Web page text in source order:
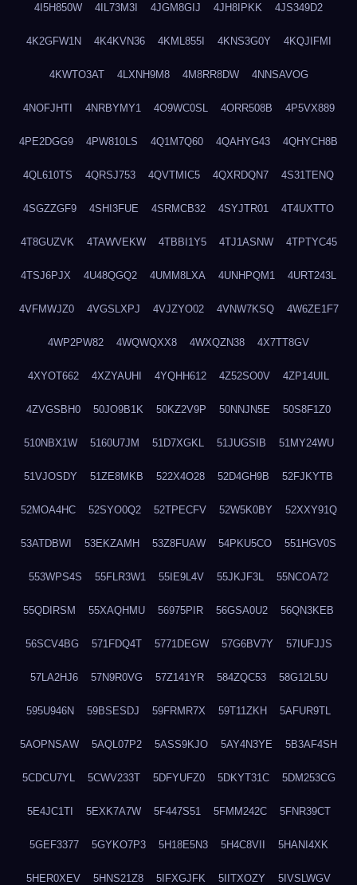
4I5H850W 4IL73M3I 4JGM8GIJ 4JH8IPKK 4JS349D2
4K2GFW1N 4K4KVN36 4KML855I 4KNS3G0Y 4KQJIFMI
4KWTO3AT 4LXNH9M8 4M8RR8DW 4NNSAVOG
4NOFJHTI 4NRBYMY1 4O9WC0SL 4ORR508B 4P5VX889
4PE2DGG9 4PW810LS 4Q1M7Q60 4QAHYG43 4QHYCH8B
4QL610TS 4QRSJ753 4QVTMIC5 4QXRDQN7 4S31TENQ
4SGZZGF9 4SHI3FUE 4SRMCB32 4SYJTR01 4T4UXTTO
4T8GUZVK 4TAWVEKW 4TBBI1Y5 4TJ1ASNW 4TPTYC45
4TSJ6PJX 4U48QGQ2 4UMM8LXA 4UNHPQM1 4URT243L
4VFMWJZ0 4VGSLXPJ 4VJZYO02 4VNW7KSQ 4W6ZE1F7
4WP2PW82 4WQWQXX8 4WXQZN38 4X7TT8GV
4XYOT662 4XZYAUHI 4YQHH612 4Z52SO0V 4ZP14UIL
4ZVGSBH0 50JO9B1K 50KZ2V9P 50NNJN5E 50S8F1Z0
510NBX1W 5160U7JM 51D7XGKL 51JUGSIB 51MY24WU
51VJOSDY 51ZE8MKB 522X4O28 52D4GH9B 52FJKYTB
52MOA4HC 52SYO0Q2 52TPECFV 52W5K0BY 52XXY91Q
53ATDBWI 53EKZAMH 53Z8FUAW 54PKU5CO 551HGV0S
553WPS4S 55FLR3W1 55IE9L4V 55JKJF3L 55NCOA72
55QDIRSM 55XAQHMU 56975PIR 56GSA0U2 56QN3KEB
56SCV4BG 571FDQ4T 5771DEGW 57G6BV7Y 57IUFJJS
57LA2HJ6 57N9R0VG 57Z141YR 584ZQC53 58G12L5U
595U946N 59BSESDJ 59FRMR7X 59T11ZKH 5AFUR9TL
5AOPNSAW 5AQL07P2 5ASS9KJO 5AY4N3YE 5B3AF4SH
5CDCU7YL 5CWV233T 5DFYUFZ0 5DKYT31C 5DM253CG
5E4JC1TI 5EXK7A7W 5F447S51 5FMM242C 5FNR39CT
5GEF3377 5GYKO7P3 5H18E5N3 5H4C8VII 5HANI4XK
5HER0XEV 5HNS21Z8 5IFXGJFK 5IITXOZY 5IVSLWGV